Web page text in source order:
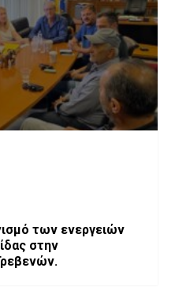
των ενεργειών
στην